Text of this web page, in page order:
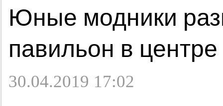
Юные модники
павильон в
30.04.2019 17:02